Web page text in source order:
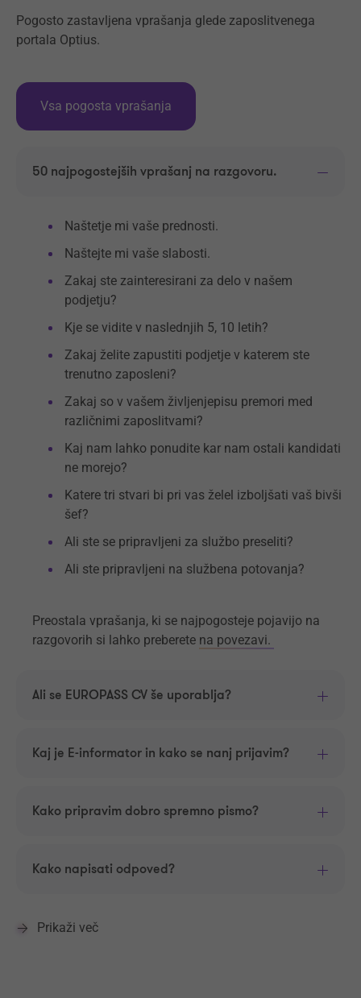
Pogosto zastavljena vprašanja glede zaposlitvenega
portala Optius.
Vsa pogosta vprašanja
50 najpogostejših vprašanj na razgovoru.
Naštetje mi vaše prednosti.
Naštejte mi vaše slabosti.
Zakaj ste zainteresirani za delo v našem
podjetju?
Kje se vidite v naslednjih 5, 10 letih?
Zakaj želite zapustiti podjetje v katerem ste
trenutno zaposleni?
Zakaj so v vašem življenjepisu premori med
različnimi zaposlitvami?
Kaj nam lahko ponudite kar nam ostali kandidati
ne morejo?
Katere tri stvari bi pri vas želel izboljšati vaš bivši
šef?
Ali ste se pripravljeni za službo preseliti?
Ali ste pripravljeni na službena potovanja?
Preostala vprašanja, ki se najpogosteje pojavijo na
razgovorih si lahko preberete na povezavi.
Ali se EUROPASS CV še uporablja?
Kaj je E-informator in kako se nanj prijavim?
Kako pripravim dobro spremno pismo?
Kako napisati odpoved?
Prikaži več